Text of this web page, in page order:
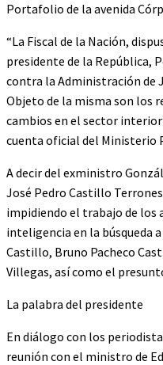
Portafolio de la avenida
“La Fiscal de la Nación,
presidente de la República,
contra la Administración de
Objeto de la misma son los
cambios en el sector
cuenta oficial del Ministerio
A decir del exministro
José Pedro Castillo
impidiendo el trabajo de los
inteligencia en la búsqueda
Castillo, Bruno Pacheco
Villegas, así como el
La palabra del presidente
En diálogo con los
reunión con el ministro de